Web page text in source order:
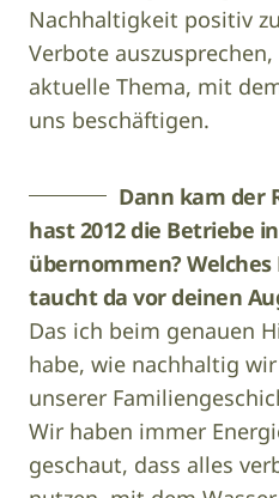
Nachhaltigkeit positiv
Verbote
aktuelle Thema, mit
uns beschäftigen.
Dann kam der
hast 2012 die Betriebe
übernommen? Welches
taucht da vor deinen
Das ich beim genauen
habe, wie nachhaltig
unserer
Wir haben immer
geschaut, dass alles